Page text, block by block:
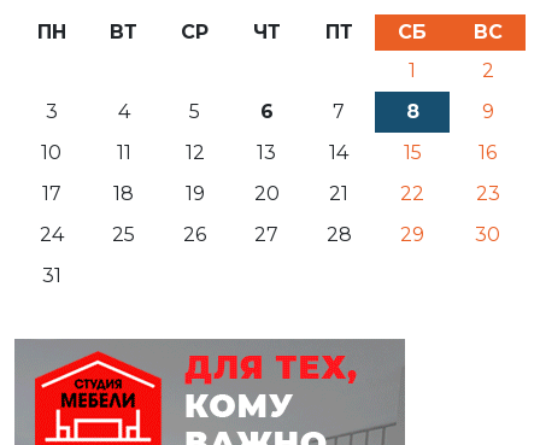
ПН ВТ СР ЧТ ПТ СБ
ВС
1
2
3
4 5 6 7 8
9
10
11 12 13 14 15
16
17
18 19 20 21 22
23
24
25 26 27 28 29
30
31